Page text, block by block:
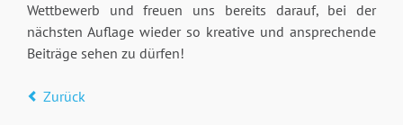
Wettbewerb und freuen uns bereits darauf, bei der
nächsten Auflage wieder so kreative und ansprechende
Beiträge sehen zu dürfen!
Zurück